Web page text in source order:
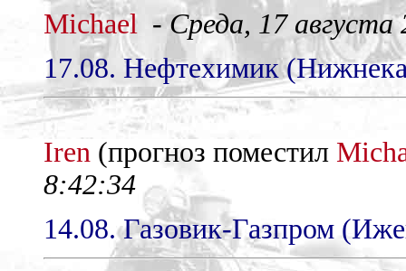
Michael -Среда, 17 августа
17.08. Нефтехимик
Iren (прогноз поместил
8:42:34
14.08. Газовик-Газпром